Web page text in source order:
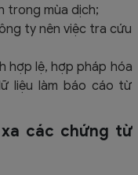
trong mùa dịch;
ty nên việc tra cứu
hợp lệ, hợp pháp hóa
liệu làm báo cáo từ
các chứng từ